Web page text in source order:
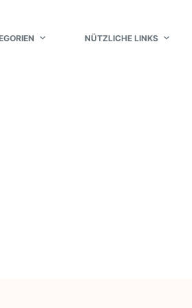
NÜTZLICHE LINKS